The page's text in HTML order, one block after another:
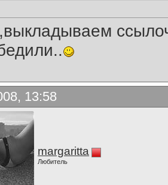
13:58
margaritta
Любитель